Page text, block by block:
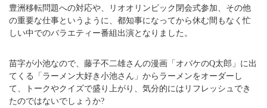
豊洲移転問題への対応や、リオオリンピック閉会式参加、その他
の重要な仕事というように、都知事になってから休む間もなく忙
しい中でのバラエティー番組出演となりました。
苗字が小池なので、藤子不二雄さんの漫画「オバケのQ太郎」に出
てくる「ラーメン大好き小池さん」からラーメンをオーダーし
て、トークやクイズで盛り上がり、気分的にはリフレッシュでき
たのではないでしょうか?